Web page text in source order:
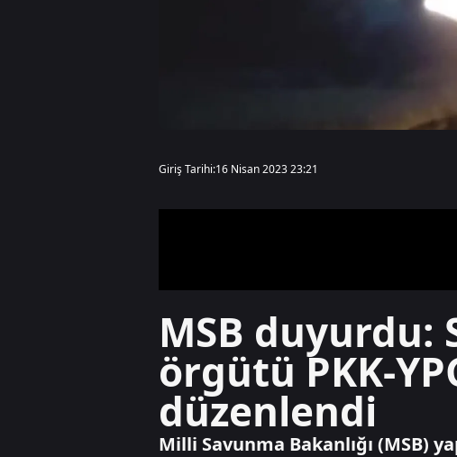
Giriş Tarihi:16 Nisan 2023 23:21
MSB duyurdu:
örgütü PKK-
düzenlendi
Milli Savunma Bakanlığı (MSB)